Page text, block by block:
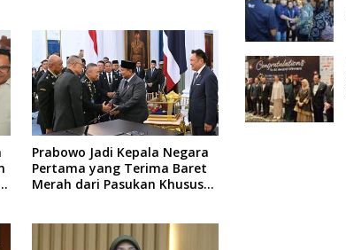
Prabowo Jadi Kepala Negara
Pertama yang Terima Baret
Merah dari Pasukan Khusus